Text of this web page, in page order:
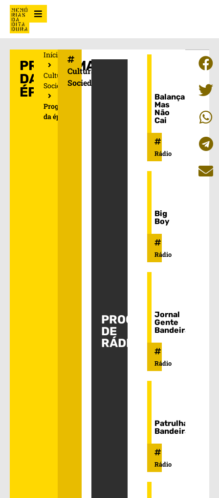
PROGRAMAS
DA
ÉPOCA
Início
Cultura e
Sociedade
Programas
da época
Cultura e
Sociedade
PROGRAMAS
DE
RÁDIO
Balança
Mas
Não
Cai
Rádio
Big
Boy
Rádio
Jornal
Gente
Bandeirantes
Rádio
Patrulha
Bandeirantes
Rádio